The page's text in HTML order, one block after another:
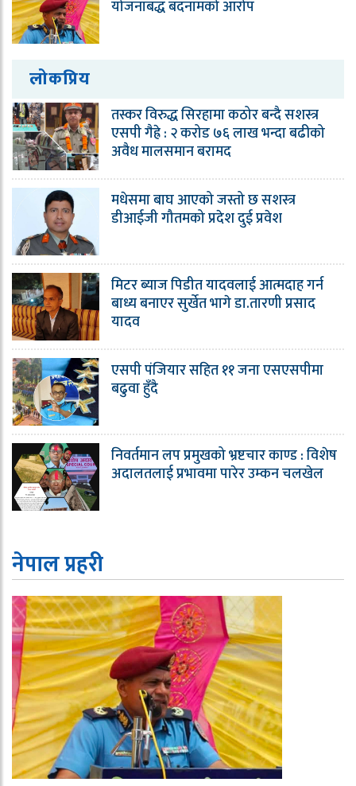
योजनाबद्ध बदनामको आरोप
लोकप्रिय
तस्कर विरुद्ध सिरहामा कठोर बन्दै सशस्त्र
एसपी गैह्रे : २ करोड ७६ लाख भन्दा बढीको
अवैध मालसमान बरामद
मधेसमा बाघ आएको जस्तो छ सशस्त्र
डीआईजी गौतमको प्रदेश दुई प्रवेश
मिटर ब्याज पिडीत यादवलाई आत्मदाह गर्न
बाध्य बनाएर सुर्खेत भागे डा.तारणी प्रसाद
यादव
एसपी पंजियार सहित ११ जना एसएसपीमा
बढुवा हुँदै
निवर्तमान लप प्रमुखको भ्रष्टचार काण्ड : विशेष
अदालतलाई प्रभावमा पारेर उम्कन चलखेल
नेपाल प्रहरी